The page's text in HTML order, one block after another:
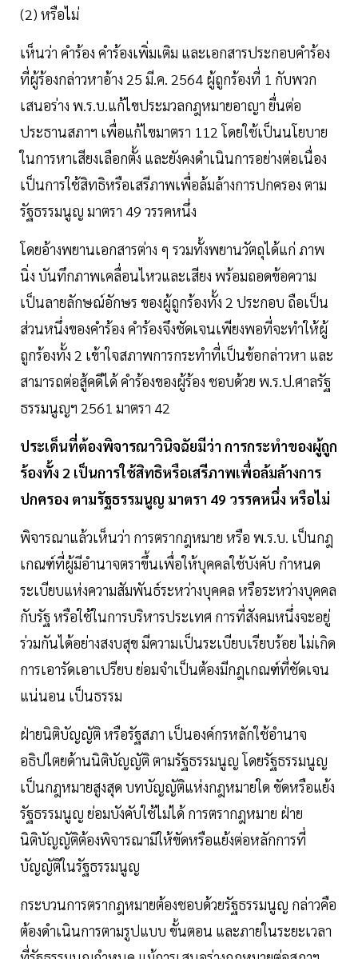
(2) หรือไม่
เห็นว่า คำร้อง คำร้องเพิ่มเติม และเอกสารประกอบคำร้อง
ที่ผู้ร้องกล่าวหาอ้าง 25 มี.ค. 2564 ผู้ถูกร้องที่ 1 กับพวก
เสนอร่าง พ.ร.บ.แก้ไขประมวลกฎหมายอาญา ยื่นต่อ
ประธานสภาฯ เพื่อแก้ไขมาตรา 112 โดยใช้เป็นนโยบาย
ในการหาเสียงเลือกตั้ง และยังคงดำเนินการอย่างต่อเนื่อง
เป็นการใช้สิทธิหรือเสรีภาพเพื่อล้มล้างการปกครอง ตาม
รัฐธรรมนูญ มาตรา 49 วรรคหนึ่ง
โดยอ้างพยานเอกสารต่าง ๆ รวมทั้งพยานวัตถุได้แก่ ภาพ
นิ่ง บันทึกภาพเคลื่อนไหวและเสียง พร้อมถอดข้อความ
เป็นลายลักษณ์อักษร ของผู้ถูกร้องทั้ง 2 ประกอบ ถือเป็น
ส่วนหนึ่งของคำร้อง คำร้องจึงชัดเจนเพียงพอที่จะทำให้ผู้
ถูกร้องทั้ง 2 เข้าใจสภาพการกระทำที่เป็นข้อกล่าวหา และ
สามารถต่อสู้คดีได้ คำร้องของผู้ร้อง ชอบด้วย พ.ร.ป.ศาลรัฐ
ธรรมนูญฯ 2561 มาตรา 42
ประเด็นที่ต้องพิจารณาวินิจฉัยมีว่า การกระทำของผู้ถูก
ร้องทั้ง 2 เป็นการใช้สิทธิหรือเสรีภาพเพื่อล้มล้างการ
ปกครอง ตามรัฐธรรมนูญ มาตรา 49 วรรคหนึ่ง หรือไม่
พิจารณาแล้วเห็นว่า การตรากฎหมาย หรือ พ.ร.บ. เป็นกฎ
เกณฑ์ที่ผู้มีอำนาจตราขึ้นเพื่อให้บุคคลใช้บังคับ กำหนด
ระเบียบแห่งความสัมพันธ์ระหว่างบุคคล หรือระหว่างบุคคล
กับรัฐ หรือใช้ในการบริหารประเทศ การที่สังคมหนึ่งจะอยู่
ร่วมกันได้อย่างสงบสุข มีความเป็นระเบียบเรียบร้อย ไม่เกิด
การเอารัดเอาเปรียบ ย่อมจำเป็นต้องมีกฎเกณฑ์ที่ชัดเจน
แน่นอน เป็นธรรม
ฝ่ายนิติบัญญัติ หรือรัฐสภา เป็นองค์กรหลักใช้อำนาจ
อธิปไตยด้านนิติบัญญัติ ตามรัฐธรรมนูญ โดยรัฐธรรมนูญ
เป็นกฎหมายสูงสุด บทบัญญัติแห่งกฎหมายใด ขัดหรือแย้ง
รัฐธรรมนูญ ย่อมบังคับใช้ไม่ได้ การตรากฎหมาย ฝ่าย
นิติบัญญัติต้องพิจารณามิให้ขัดหรือแย้งต่อหลักการที่
บัญญัติในรัฐธรรมนูญ
กระบวนการตรากฎหมายต้องชอบด้วยรัฐธรรมนูญ กล่าวคือ
ต้องดำเนินการตามรูปแบบ ขั้นตอน และภายในระยะเวลา